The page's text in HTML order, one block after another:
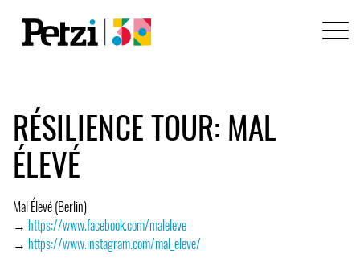
RÉSILIENCE TOUR: MAL
ÉLEVÉ
Mal Élevé (Berlin)
→ https://www.facebook.com/maleleve
→ https://www.instagram.com/mal_eleve/